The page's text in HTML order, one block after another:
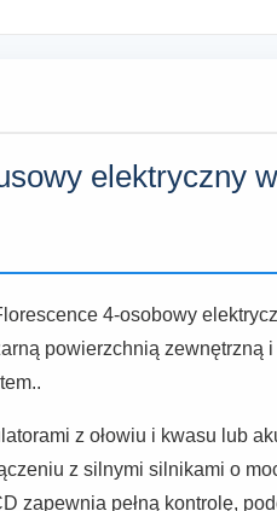
elektryczny
4-osobowy
powierzchnią zewnętrzną
z ołowiu i kwasu lub
z silnymi silnikami o
zapewnia pełną kontrolę,